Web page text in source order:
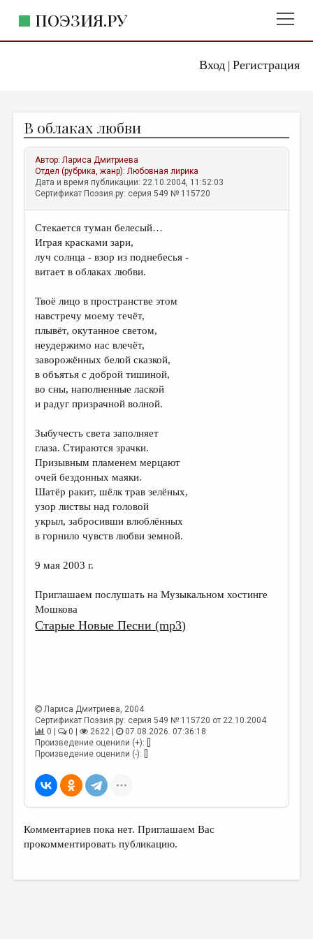
Вход| Регистрация
ПОЭЗИЯ.РУ
ЖАНРЫ
АВТОРЫ
КОММЕНТАРИИ
ЛИТСАЛОН
НОВОСТИ
ПРАВИЛА САЙТА
ИЗБРАННОЕ
ДАЙДЖЕСТ
ПРОИЗВЕДЕНИЯ
ПЕРЕВОДЫ
КОНКУРСЫ
ДЕТСКАЯ КОМНАТА
КНИЖНАЯ ПОЛКА
ОБЗОР ЛИТЕРАТУРЫ
СТРАНИЦЫ ПАМЯТИ
ОБЪЯВЛЕНИЯ
КОЛОНКА РЕДАКТОРА
ОТ РЕДАКЦИИ
МАЛАЯ ПРОЗА
КУЛЬТУРОВЕДЕНИЕ
ПУБЛИЦИСТИКА
РЕЦЕНЗИРОВАНИЕ
ЦИКЛЫ ПУБЛИКАЦИЙ
ТРЕДИАКОВСКИЙ
МЕДИА
ВКОНТАКТЕ
В облаках любви
Автор:Лариса Дмитриева
Отдел (рубрика, жанр):Любовная лирика
Дата и время публикации: 22.10.2004, 11:52:03
Сертификат Поэзия.ру: серия 549 № 115720
Стекается туман белесый…
Играя красками зари,
луч солнца - взор из поднебесья -
витает в облаках любви.
Твоё лицо в пространстве этом
навстречу моему течёт,
плывёт, окутанное светом,
неудержимо нас влечёт,
заворожённых белой сказкой,
в объятья с доброй тишиной,
во сны, наполненные лаской
и радуг призрачной волной.
Зыбучесть света заполняет
глаза. Стираются зрачки.
Призывным пламенем мерцают
очей бездонных маяки.
Шатёр ракит, шёлк трав зелёных,
узор листвы над головой
укрыл, забросивши влюблённых
в горнило чувств любви земной.
9 мая 2003 г.
Приглашаем послушать на Музыкальном хостинге
Мошкова
Старые Новые Песни (mp3)
Лариса Дмитриева, 2004
Сертификат Поэзия.ру: серия 549 № 115720 от 22.10.2004
0 |
0 | 2622 |
07.08.2026. 07:36:18
Произведение оценили (+): []
Произведение оценили (-): []
Комментариев пока нет. Приглашаем Вас
прокомментировать публикацию.